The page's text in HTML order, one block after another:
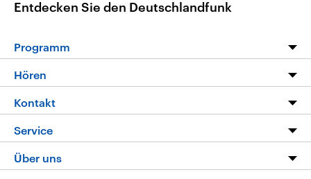
Entdecken Sie den Deutschlandfunk
Programm
Programm
Die Nachrichten
Nachrichtenleicht
Neue Beiträge auf dlf.de
Hören
Livestream
Podcasts
Deutschlandfunk App
Kontakt
Hörerservice
Service
FAQ
Über uns